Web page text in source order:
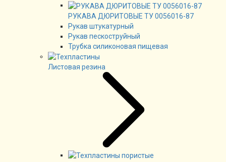
РУКАВА ДЮРИТОВЫЕ ТУ 0056016-87
Рукав штукатурный
Рукав пескоструйный
Трубка силиконовая пищевая
Листовая резина